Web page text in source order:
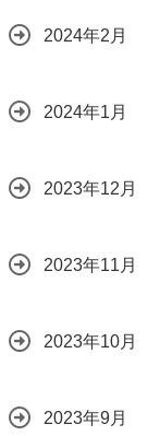
2024年2月
2024年1月
2023年12月
2023年11月
2023年10月
2023年9月